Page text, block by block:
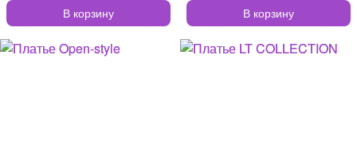
В корзину В корзину